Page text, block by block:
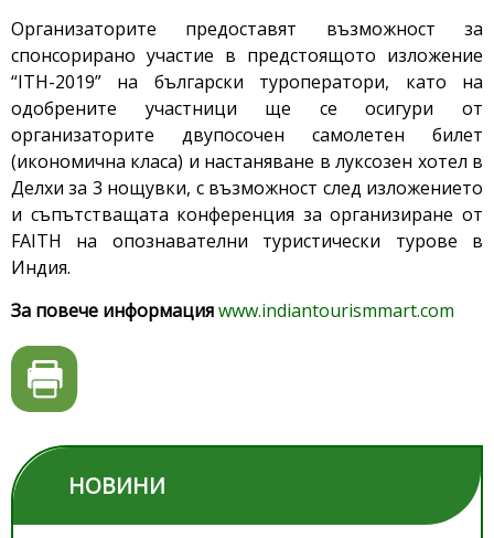
Организаторите предоставят възможност за
спонсорирано участие в предстоящото изложение
“ITH-2019” на български туроператори, като на
одобрените участници ще се осигури от
организаторите двупосочен самолетен билет
(икономична класа) и настаняване в луксозен хотел в
Делхи за 3 нощувки, с възможност след изложението
и съпътстващата конференция за организиране от
FAITH на опознавателни туристически турове в
Индия.
За повече информацияwww.indiantourismmart.com
НОВИНИ